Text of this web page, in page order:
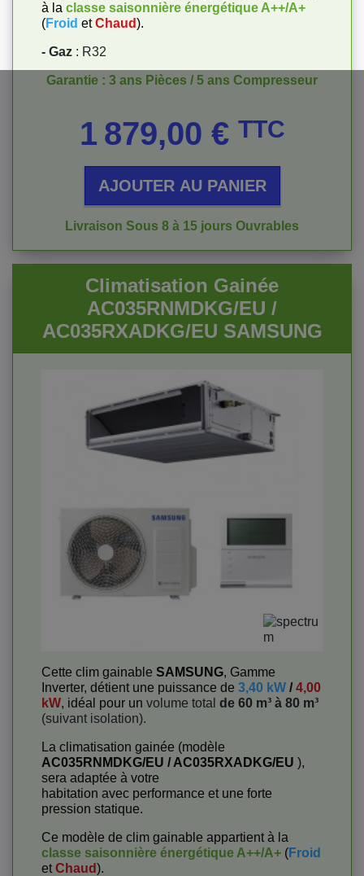
à la classe saisonnière énergétique A++/A+
(Froid et Chaud).
- Gaz : R32
Garantie : 3 ans Pièces / 5 ans Compresseur
1 879,00 € TTC
AJOUTER AU PANIER
Livraison Sous 8 à 15 jours Ouvrables
Climatisation Gainée
AC035RNMDKG/EU /
AC035RXADKG/EU SAMSUNG
Cette clim gainable SAMSUNG, Gamme
Inverter, détient une puissance de 3,40 kW /4,00
kW, idéal pour un volume total de 60 m³ à 80 m³
(suivant isolation).
La climatisation gainée (modèle
AC035RNMDKG/EU / AC035RXADKG/EU ),
sera adaptée à votre
habitation avec performance et une forte
pression statique.
Ce modèle de clim gainable appartient à la
classe saisonnière énergétique A++/A+ (Froid
et Chaud).